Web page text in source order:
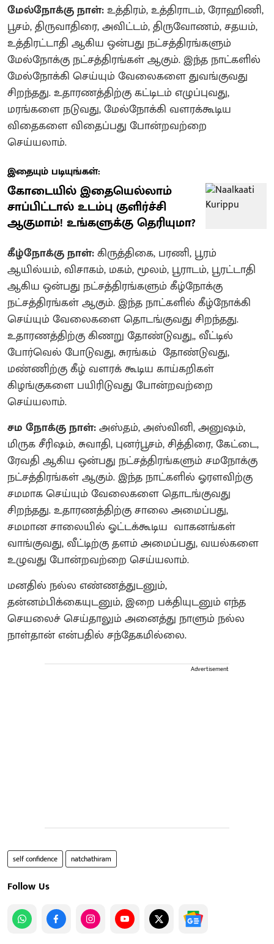
மேல்நோக்கு நாள்:உத்திரம், உத்திராடம், ரோஹிணி,
பூசம், திருவாதிரை, அவிட்டம், திருவோணம், சதயம்,
உத்திரட்டாதி ஆகிய ஒன்பது நட்சத்திரங்களும்
மேல்நோக்கு நட்சத்திரங்கள் ஆகும். இந்த நாட்களில்
மேல்நோக்கி செய்யும் வேலைகளை துவங்குவது
சிறந்தது. உதாரணத்திற்கு கட்டிடம் எழுப்புவது,
மரங்களை நடுவது, மேல்நோக்கி வளரக்கூடிய
விதைகளை விதைப்பது போன்றவற்றை
செய்யலாம்.
இதையும் படியுங்கள்:
கோடையில் இதையெல்லாம்
சாப்பிட்டால் உடம்பு குளிர்ச்சி
ஆகுமாம்! உங்களுக்கு தெரியுமா?
கீழ்நோக்கு நாள்:கிருத்திகை, பரணி, பூரம்
ஆயில்யம், விசாகம், மகம், மூலம், பூராடம், பூரட்டாதி
ஆகிய ஒன்பது நட்சத்திரங்களும் கீழ்நோக்கு
நட்சத்திரங்கள் ஆகும். இந்த நாட்களில் கீழ்நோக்கி
செய்யும் வேலைகளை தொடங்குவது சிறந்தது.
உதாரணத்திற்கு கிணறு தோண்டுவது,, வீட்டில்
போர்வெல் போடுவது, சுரங்கம் தோண்டுவது,
மண்ணிற்கு கீழ் வளரக் கூடிய காய்கறிகள்
கிழங்குகளை பயிரிடுவது போன்றவற்றை
செய்யலாம்.
சம நோக்கு நாள்:அஸ்தம், அஸ்வினி, அனுஷம்,
மிருக சீரிஷம், சுவாதி, புனர்பூசம், சித்திரை, கேட்டை,
ரேவதி ஆகிய ஒன்பது நட்சத்திரங்களும் சமநோக்கு
நட்சத்திரங்கள் ஆகும். இந்த நாட்களில் ஓரளவிற்கு
சமமாக செய்யும் வேலைகளை தொடங்குவது
சிறந்தது. உதாரணத்திற்கு சாலை அமைப்பது,
சமமான சாலையில் ஓட்டக்கூடிய வாகனங்கள்
வாங்குவது, வீட்டிற்கு தளம் அமைப்பது, வயல்களை
உழுவது போன்றவற்றை செய்யலாம்.
மனதில் நல்ல எண்ணத்துடனும்,
தன்னம்பிக்கையுடனும், இறை பக்தியுடனும் எந்த
செயலைச் செய்தாலும் அனைத்து நாளும் நல்ல
நாள்தான் என்பதில் சந்தேகமில்லை.
Advertisement
self confidence natchathiram
Follow Us